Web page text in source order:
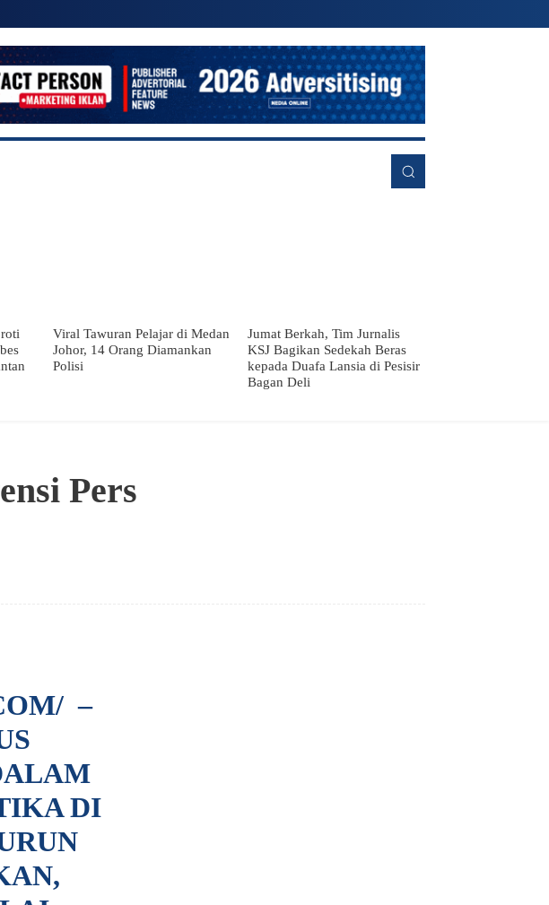
Viral Tawuran Pelajar di Medan
Johor, 14 Orang Diamankan
Polisi
Jumat Berkah, Tim Jurnalis
KSJ Bagikan Sedekah Beras
kepada Duafa Lansia di Pesisir
Bagan Deli
Pers
–
DI